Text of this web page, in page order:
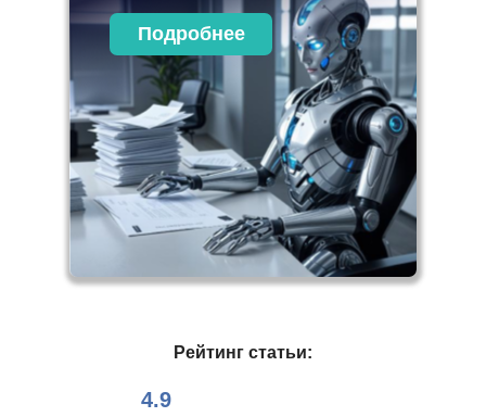
Подробнее
Рейтинг статьи:
4.9